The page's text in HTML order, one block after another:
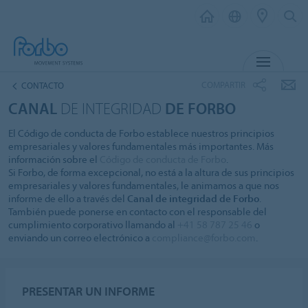
CONTACTO
CANAL DE INTEGRIDAD DE FORBO
El Código de conducta de Forbo establece nuestros principios
empresariales y valores fundamentales más importantes. Más
información sobre el
Si Forbo, de forma excepcional, no está a la altura de sus principios
empresariales y valores fundamentales, le animamos a que nos
informe de ello a través del Canal de integridad de Forbo
También puede ponerse en contacto con el responsable del
cumplimiento corporativo llamando al
o
enviando un correo electrónico a
PRESENTAR UN INFORME